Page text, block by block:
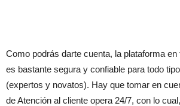
Como podrás darte cuenta, la plataforma
es bastante segura y confiable para todo
(expertos y novatos). Hay que tomar en
de Atención al cliente opera 24/7, con lo